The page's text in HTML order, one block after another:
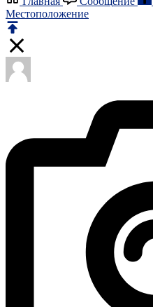
Местоположение